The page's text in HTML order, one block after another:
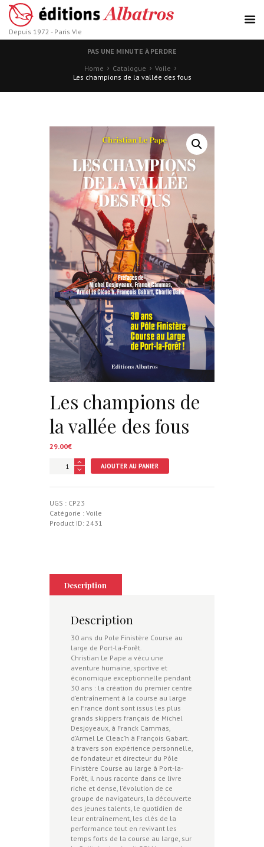
Depuis 1972 - Paris VIe
PAS UNE MINUTE À PERDRE
Home
Catalogue
Voile
Les champions de la vallée des fous
Les champions de
la vallée des fous
29.00€
quantité
de
la
vallée
AJOUTER AU PANIER
UGS : CP23
Catégorie : Voile
Product ID: 2431
Description
Description
30 ans du Pole Finistère Course au
large de Port-la-Forêt.
Christian Le Pape a vécu une
aventure humaine, sportive et
économique exceptionnelle pendant
30 ans : la création du premier centre
d’entraînement à la course au large
en France dont sont issus les plus
grands skippers français de Michel
Desjoyeaux, à Franck Cammas,
d’Armel Le Cleac’h à François Gabart.
à travers son expérience personnelle,
de fondateur et directeur du Pôle
Finistère Course au large à Port-la-
Forêt, il nous raconte dans ce livre
riche et dense, l’évolution de ce
groupe de navigateurs, la découverte
des jeunes talents, le quotidien de
leur entraînement, les clés de la
performance tout en revivant les
temps forts de la course au large, sur